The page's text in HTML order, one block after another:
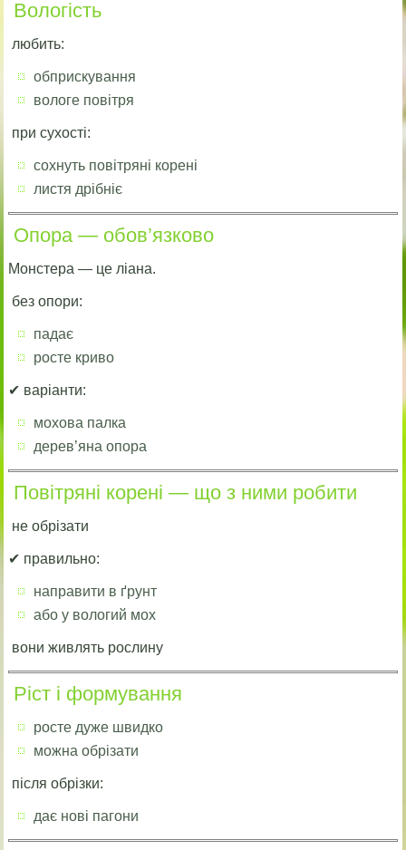
Вологість
любить:
обприскування
вологе повітря
при сухості:
сохнуть повітряні корені
листя дрібніє
Опора — обов’язково
Монстера — це ліана.
без опори:
падає
росте криво
✔ варіанти:
мохова палка
дерев’яна опора
Повітряні корені — що з ними робити
не обрізати
✔ правильно:
направити в ґрунт
або у вологий мох
вони живлять рослину
Ріст і формування
росте дуже швидко
можна обрізати
після обрізки:
дає нові пагони